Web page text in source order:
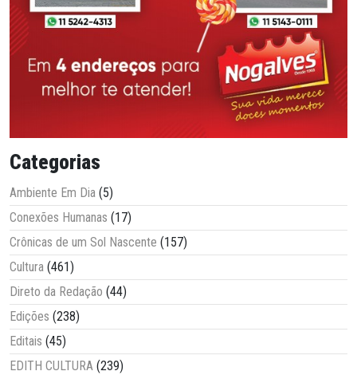
Categorias
Ambiente Em Dia (5)
Conexões Humanas (17)
Crônicas de um Sol Nascente (157)
Cultura (461)
Direto da Redação (44)
Edições (238)
Editais (45)
EDITH CULTURA (239)